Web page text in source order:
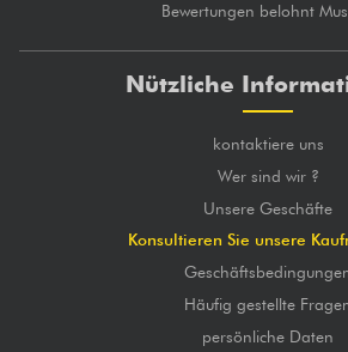
Bewertungen belohnt
Nützliche
kontaktiere uns
Wer sind wir ?
Unsere Geschäfte
Konsultieren Sie unsere
Häufig gestellte
persönliche Daten